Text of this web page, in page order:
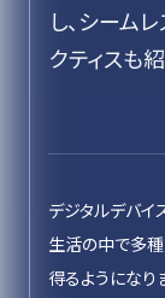
し、シーム
クティスも
デジタルデバ
生活の中で多
得るようになり